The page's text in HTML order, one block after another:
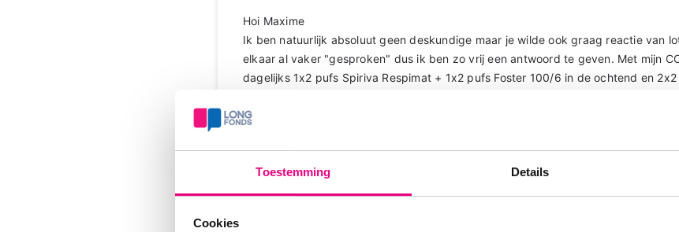
Toestemming Details
Cookies
Hoi Maxime
Ik ben natuurlijk absoluut geen deskundige maar je wilde ook graag reactie van
elkaar al vaker "gesproken" dus ik ben zo vrij een antwoord te geven. Met mijn
dagelijks 1x2 pufs Spiriva Respimat + 1x2 pufs Foster 100/6 in de ochtend en
x per jaar). Deze combinatie gebruik ik al bijna 12-15 jaar. Wel was tussendoor
Ik wens je ontzettend veel succes in je zoektocht naar voor jou passende
als bijkomend gezeur met onze medicatie naast de ellende die we als longpatiënt
zonnige groet